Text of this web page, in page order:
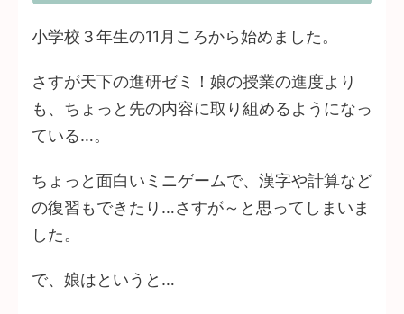
小学校３年生の11月ころから始めました。
さすが天下の進研ゼミ！娘の授業の進度より
も、ちょっと先の内容に取り組めるようになっ
ている…。
ちょっと面白いミニゲームで、漢字や計算など
の復習もできたり…さすが～と思ってしまいま
した。
で、娘はというと…